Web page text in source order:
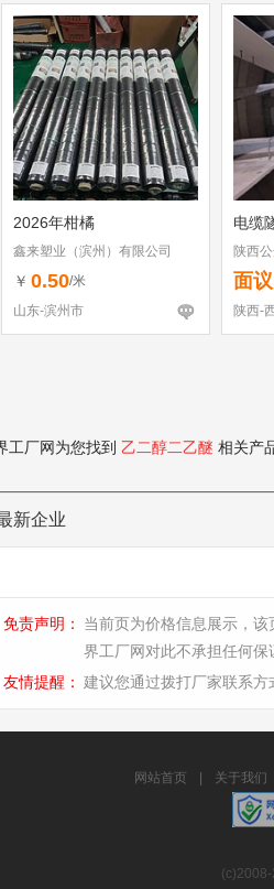
2026年柑橘
鑫来塑业（滨州）有限公司
￥ 0.50/米
山东-滨州市
电缆
陕西
面议
陕西-
工厂网为您找到 乙二醇二乙醚 相关产
新企业
免责声明：
当前页为价格信息展示，
界工厂网对此不承担任何保
友情提醒： 建议您通过拨打厂家联系
网站首页 关于我们